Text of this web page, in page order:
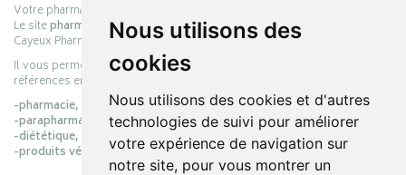
Nous utilisons des
cookies
Nous utilisons des cookies et d'autres
technologies de suivi pour améliorer
votre expérience de navigation sur
notre site, pour vous montrer un
Votre pharmacie en ligne :
Le sitepharmacie-cayeux.frest le prolongement digital de la pharmacie
Cayeux Pharmabest Berck-sur-Mer – Rang-du-Fliers.
Il vous permet de réaliser vos achats en ligne parmi des milliers de
références en :
-pharmacie,
-parapharmacie,
-diététique,
-produits vétérinaires.